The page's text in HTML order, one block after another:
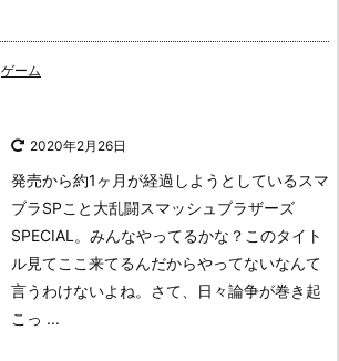
ゲーム
2020年2月26日
発売から約1ヶ月が経過しようとしているスマ
ブラSPこと大乱闘スマッシュブラザーズ
SPECIAL。 みんなやってるかな？このタイト
ル見てここ来てるんだからやってないなんて
言うわけないよね。 さて、日々論争が巻き起
こっ ...